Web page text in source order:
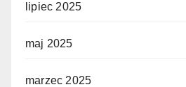
lipiec 2025
maj 2025
marzec 2025